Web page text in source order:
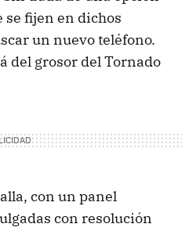
se fijen en dichos
un nuevo teléfono.
del grosor del Tornado
con un panel
con resolución